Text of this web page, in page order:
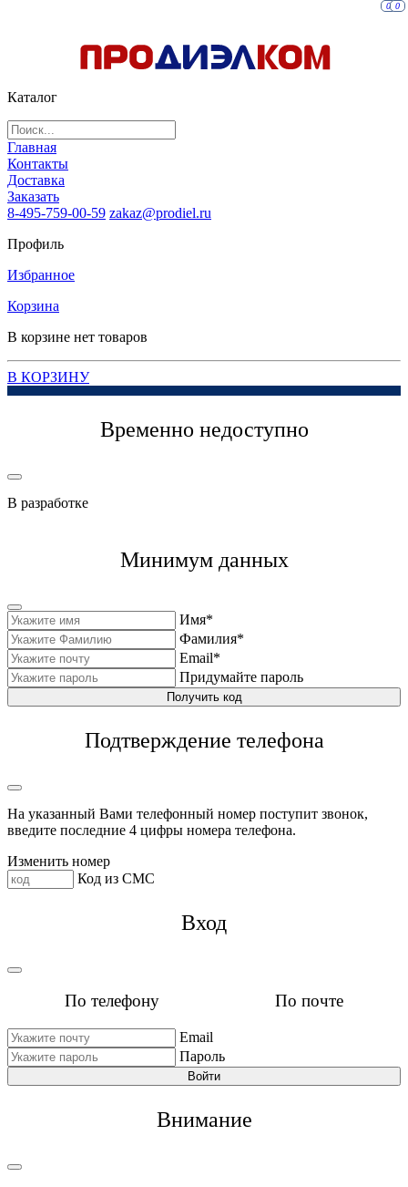
Каталог
Главная
Контакты
Доставка
Заказать
8-495-759-00-59 zakaz@prodiel.ru
Профиль
Избранное
0
Корзина
0
В корзине нет товаров
В КОРЗИНУ
Временно недоступно
В разработке
Минимум данных
Имя*
Фамилия*
Email*
Придумайте пароль
Получить код
Подтверждение телефона
На указанный Вами телефонный номер поступит звонок,
введите последние 4 цифры номера телефона.
Изменить номер
Код из СМС
Вход
По телефону По почте
Email
Пароль
Войти
Внимание